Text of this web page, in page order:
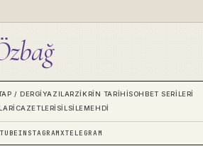
/ DERGIYAZILARZIKRIN TARIHISOHBET SERILERI
İCAZETLERISILSILEMEHDI
INSTAGRAMXTELEGRAM